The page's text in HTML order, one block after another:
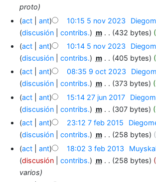
proto
act
ant 10:15 5 nov 2023
discusión
contribs. m 432 bytes
act
ant 10:14 5 nov 2023
discusión
contribs. m 405 bytes
act
ant 08:35 9 oct 2023
discusión
contribs. m 373 bytes
act
ant 15:14 27 jun 2017
discusión
contribs. m 307 bytes
act
ant 23:12 7 feb 2015
discusión
contribs. m 258 bytes
act
ant 18:02 3 feb 2013
discusión
contribs. m 258 bytes
varios